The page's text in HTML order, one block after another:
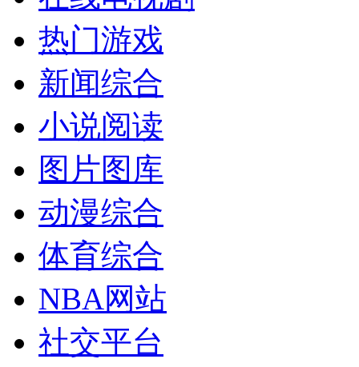
热门游戏
新闻综合
小说阅读
图片图库
动漫综合
体育综合
NBA网站
社交平台